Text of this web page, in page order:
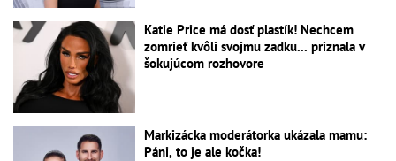
Katie Price má dosť plastík! Nechcem
zomrieť kvôli svojmu zadku... priznala v
šokujúcom rozhovore
Markizácka moderátorka ukázala mamu:
Páni, to je ale kočka!